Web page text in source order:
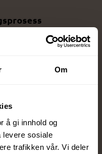
Om
å gi innhold og
levere sosiale
trafikken vår. Vi deler
og last opp logo -
profesjonelle